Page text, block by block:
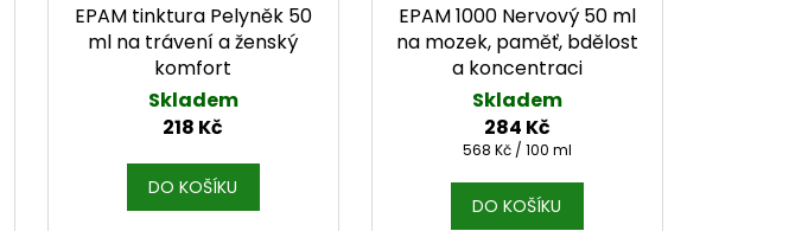
EPAM tinktura Pelyněk 50
ml na trávení a ženský
komfort
Skladem
218 Kč
DO KOŠÍKU
EPAM 1000 Nervový 50 ml
na mozek, paměť, bdělost
a koncentraci
Skladem
284 Kč
Měrná cena:
568 Kč / 100 ml
DO KOŠÍKU